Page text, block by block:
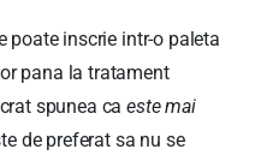
inscrie intr-o paleta
pana la tratament
spunea caeste mai
de preferat sa nu se